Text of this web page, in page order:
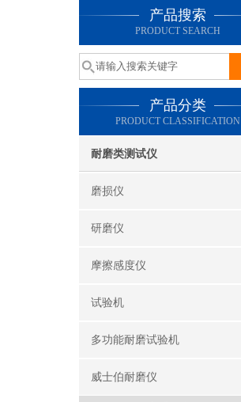
产品搜索
PRODUCT SEARCH
产品分类
PRODUCT CLASSIFICATION
耐磨类测试仪
磨损仪
研磨仪
摩擦感度仪
试验机
多功能耐磨试验机
威士伯耐磨仪